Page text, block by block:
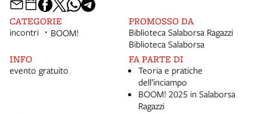
CATEGORIE
incontri BOOM!
PROMOSSO DA
Biblioteca Salaborsa Ragazzi
Biblioteca Salaborsa
INFO
evento gratuito
FA PARTE DI
Teoria e pratiche
dell’inciampo
BOOM! 2025 in Salaborsa
Ragazzi